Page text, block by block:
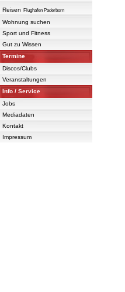
Reisen Flughafen Paderborn
Wohnung suchen
Sport und Fitness
Gut zu Wissen
Termine
Discos/Clubs
Veranstaltungen
Info / Service
Jobs
Mediadaten
Kontakt
Impressum